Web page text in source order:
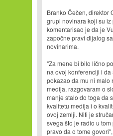
Branko Čečen, direktor
grupi novinara koji su
komentarisao je da je
započne pravi dijalog
novinarima.
"Za mene bi bilo lično
na ovoj konferenciji i da
pokazao da mu ni malo
medija, razgovaram o
manje stalo do toga da
kvalitetu medija i o
ovoj zemlji. Niti je
svega što je radio u
pravo da o tome govori",